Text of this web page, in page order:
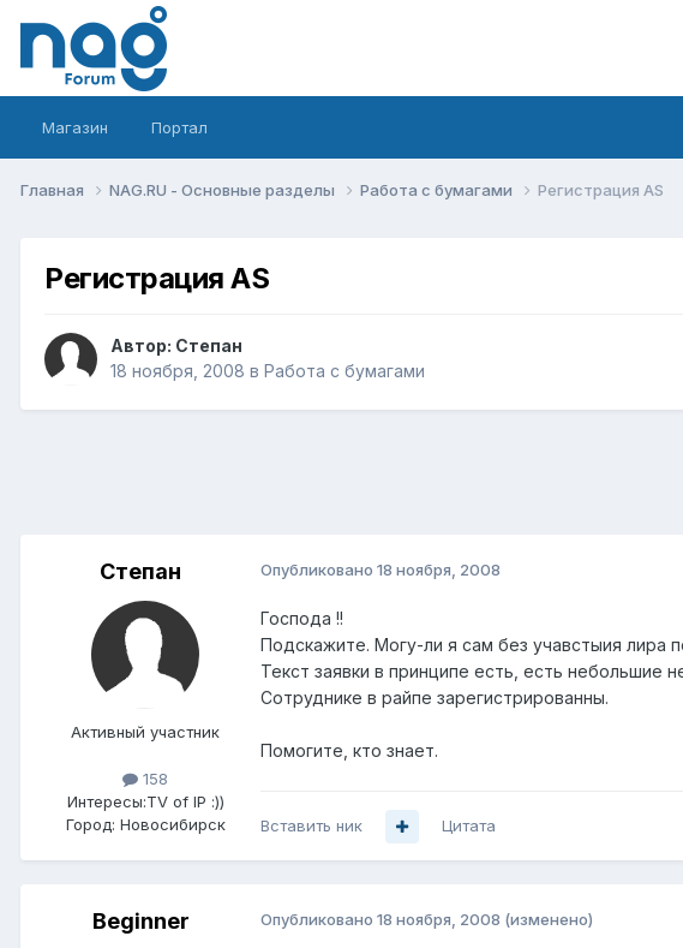
Магазин Портал
Главная NAG.RU - Основные разделы Работа с бумагами Регистрация AS
Регистрация AS
Автор: Степан
18 ноября, 2008 в Работа с бумагами
Степан
Активный участник
158
Интересы:TV of IP :))
Город: Новосибирск
Опубликовано 18 ноября, 2008
Господа !!
Подскажите. Могу-ли я сам без учавстыия лира
Текст заявки в принципе есть, есть небольшие
Сотруднике в райпе зарегистрированны.
Помогите, кто знает.
Вставить ник Цитата
Beginner Опубликовано 18 ноября, 2008 (изменено)